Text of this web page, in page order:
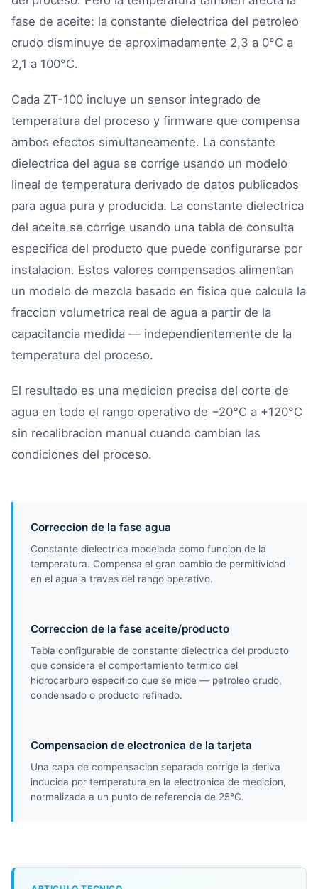
fase de aceite: la constante dielectrica del petroleo
crudo disminuye de aproximadamente 2,3 a 0°C a
2,1 a 100°C.
Cada ZT-100 incluye un sensor integrado de
temperatura del proceso y firmware que compensa
ambos efectos simultaneamente. La constante
dielectrica del agua se corrige usando un modelo
lineal de temperatura derivado de datos publicados
para agua pura y producida. La constante dielectrica
del aceite se corrige usando una tabla de consulta
especifica del producto que puede configurarse por
instalacion. Estos valores compensados alimentan
un modelo de mezcla basado en fisica que calcula la
fraccion volumetrica real de agua a partir de la
capacitancia medida — independientemente de la
temperatura del proceso.
El resultado es una medicion precisa del corte de
agua en todo el rango operativo de −20°C a +120°C
sin recalibracion manual cuando cambian las
condiciones del proceso.
Correccion de la fase agua
Constante dielectrica modelada como funcion de la
temperatura. Compensa el gran cambio de permitividad
en el agua a traves del rango operativo.
Correccion de la fase aceite/producto
Tabla configurable de constante dielectrica del producto
que considera el comportamiento termico del
hidrocarburo especifico que se mide — petroleo crudo,
condensado o producto refinado.
Compensacion de electronica de la tarjeta
Una capa de compensacion separada corrige la deriva
inducida por temperatura en la electronica de medicion,
normalizada a un punto de referencia de 25°C.